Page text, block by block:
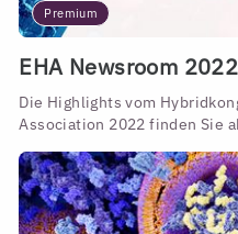
Premium
EHA Newsroom 2022
Die Highlights vom
Association 2022 finden Sie